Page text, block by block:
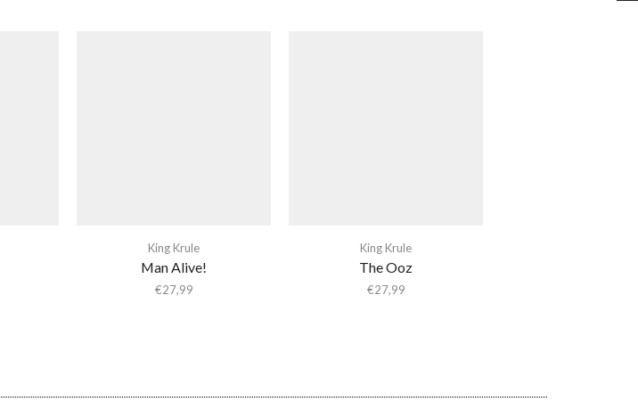
King Krule
Man Alive!
€27,99
King Krule
The Ooz
€27,99